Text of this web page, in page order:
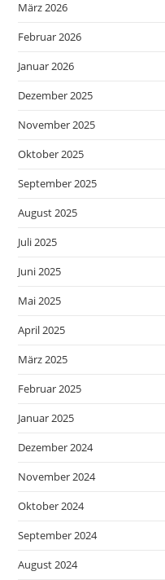
März 2026
Februar 2026
Januar 2026
Dezember 2025
November 2025
Oktober 2025
September 2025
August 2025
Juli 2025
Juni 2025
Mai 2025
April 2025
März 2025
Februar 2025
Januar 2025
Dezember 2024
November 2024
Oktober 2024
September 2024
August 2024